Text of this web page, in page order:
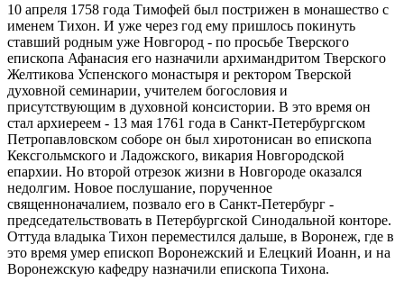
10 апреля 1758 года Тимофей был пострижен в монашество с
именем Тихон. И уже через год ему пришлось покинуть
ставший родным уже Новгород - по просьбе Тверского
епископа Афанасия его назначили архимандритом Тверского
Желтикова Успенского монастыря и ректором Тверской
духовной семинарии, учителем богословия и
присутствующим в духовной консистории. В это время он
стал архиереем - 13 мая 1761 года в Санкт-Петербургском
Петропавловском соборе он был хиротонисан во епископа
Кексгольмского и Ладожского, викария Новгородской
епархии. Но второй отрезок жизни в Новгороде оказался
недолгим. Новое послушание, порученное
священноначалием, позвало его в Санкт-Петербург -
председательствовать в Петербургской Синодальной конторе.
Оттуда владыка Тихон переместился дальше, в Воронеж, где в
это время умер епископ Воронежский и Елецкий Иоанн, и на
Воронежскую кафедру назначили епископа Тихона.